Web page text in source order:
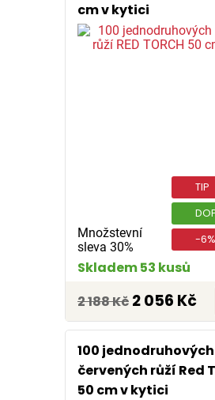
cm v kytici
Množstevní
sleva 30%
TIP
-6%
Skladem 53 kusů
2 188 Kč 2 056 Kč
100 jednodruhových
červených růží Red
50 cm v kytici